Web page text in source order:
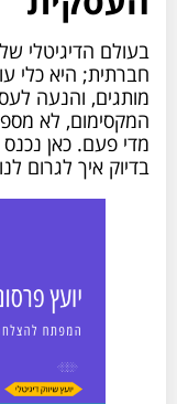
בעולם הדיגיטלי
חברתית; היא כלי
מותגים, והנעה
המקסימום, לא
מדי פעם. כאן נכנס
בדיוק איך לגרום